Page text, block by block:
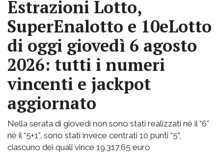
Estrazioni Lotto,
SuperEnalotto e 10eLotto
di oggi giovedì 6 agosto
2026: tutti i numeri
vincenti e jackpot
aggiornato
Nella serata di giovedì non sono stati realizzati né il “6”
né il “5+1”, sono stati invece centrati 10 punti “5”,
ciascuno dei quali vince 19.317,65 euro